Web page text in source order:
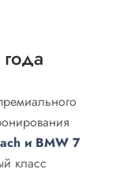
и BMW 7
класс